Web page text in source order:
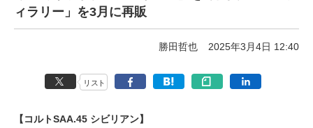
ィラリー」を3月に再販
勝田哲也 2025年3月4日 12:40
リスト
【コルトSAA.45 シビリアン】